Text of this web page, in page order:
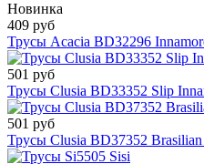
Новинка
409 руб
Трусы Acacia BD32296
501 руб
Трусы Clusia BD33352 Slip
501 руб
Трусы Clusia BD37352